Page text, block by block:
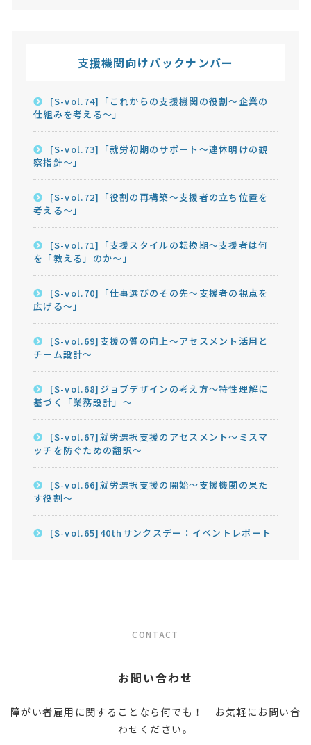
支援機関向けバックナンバー
[S-vol.74]「これからの支援機関の役割～企業の
仕組みを考える～」
[S-vol.73]「就労初期のサポート～連休明けの観
察指針～」
[S-vol.72]「役割の再構築～支援者の立ち位置を
考える～」
[S-vol.71]「支援スタイルの転換期～支援者は何
を「教える」のか～」
[S-vol.70]「仕事選びのその先～支援者の視点を
広げる～」
[S-vol.69]支援の質の向上～アセスメント活用と
チーム設計～
[S-vol.68]ジョブデザインの考え方～特性理解に
基づく「業務設計」～
[S-vol.67]就労選択支援のアセスメント～ミスマ
ッチを防ぐための翻訳～
[S-vol.66]就労選択支援の開始～支援機関の果た
す役割～
[S-vol.65]40thサンクスデー：イベントレポート
CONTACT
お問い合わせ
障がい者雇用に関することなら何でも！ お気軽にお問い合
わせください。